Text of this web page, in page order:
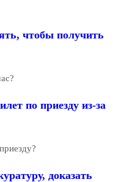
чтобы получить
по приезду из-за
доказать